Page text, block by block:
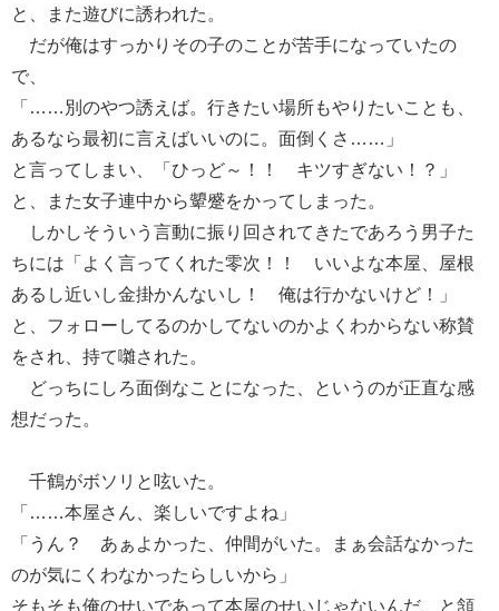
と、また遊びに誘われた。
だが俺はすっかりその子のことが苦手になっていたの
で、
「……別のやつ誘えば。行きたい場所もやりたいことも、
あるなら最初に言えばいいのに。面倒くさ……」
と言ってしまい、「ひっど～！！ キツすぎない！？」
と、また女子連中から顰蹙をかってしまった。
しかしそういう言動に振り回されてきたであろう男子た
ちには「よく言ってくれた零次！！ いいよな本屋、屋根
あるし近いし金掛かんないし！ 俺は行かないけど！」
と、フォローしてるのかしてないのかよくわからない称賛
をされ、持て囃された。
どっちにしろ面倒なことになった、というのが正直な感
想だった。
千鶴がボソリと呟いた。
「……本屋さん、楽しいですよね」
「うん？ あぁよかった、仲間がいた。まぁ会話なかった
のが気にくわなかったらしいから」
そもそも俺のせいであって本屋のせいじゃないんだ、と頷